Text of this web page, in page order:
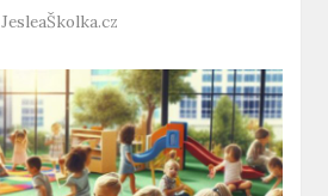
JesleaŠkolka.cz